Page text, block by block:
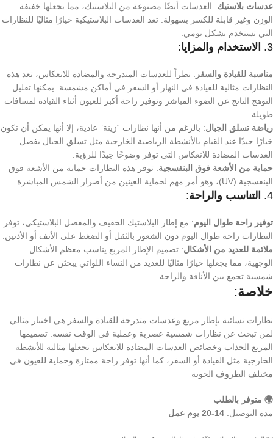
عدسات بلاستيك: العدسات أيضًا مصنوعة من البلاستيك، مما يجعلها خفيفة
الوزن وغير قابلة للكسر بسهولة. تعد العدسات البلاستيكية خيارًا مثاليًا للنظارات
التي تستخدم بشكل يومي.
3. الاستخدام والمزايا:
مناسبة للقيادة والسفر : نظراً للعدسات المتدرجة والمضادة للانعكاس، تعد هذه
النظارات مثالية للقيادة في النهار أو السفر في أماكن مشمسة. يمكنها تقليل
التوهج الناتج عن الضوء المباشر وتوفير راحة أكبر للعيون أثناء القيادة لمسافات
طويلة.
رياضة تسلق الجبال: بالرغم من أنها نظارات “زينة” عادية، إلا أنها يمكن أن تكون
خيارًا جيدًا عند القيام بالأنشطة الرياضية الخارجية مثل تسلق الجبال بفضل
العدسات المضادة للانعكاس التي توفر وضوحًا جيدًا للرؤية.
حماية من الأشعة فوق البنفسجية: توفر هذه النظارات حماية من الأشعة فوق
البنفسجية (UV)، وهو أمر مهم لحماية العينين من أضرار الشمس المباشرة.
4. التناسب والراحة:
توفير راحة طوال اليوم: مع إطار البلاستيك الخفيف والمفصل البلاستيكي، توفر
النظارات راحة طوال اليوم دون الشعور بالثقل أو الضغط على الأنف أو الأذنين.
ملائمة للعديد من الأشكال: تصميم الإطار المربع يناسب معظم الأشكال
الوجهية، مما يجعلها خيارًا مثاليًا للعديد من النساء اللواتي يبحثن عن نظارات
شمسية تجمع بين الأناقة والراحة.
خلاصة:
نظارات نسائية بإطار مربع وعدسات متدرجة للقيادة والسفر هي اختيار مثالي
لمن تبحث عن نظارات شمسية عصرية وعملية في الوقت نفسه. تصميمها
المربع الجذاب وخصائص العدسات المضادة للانعكاس تجعلها مثالية للأنشطة
الخارجية مثل القيادة أو السفر، كما أنها توفر راحة ممتازة وحماية للعيون في
مختلف الظروف الجوية
🌍 متوفر بالطلب
مدة التوصيل: 14-20 يوم عمل